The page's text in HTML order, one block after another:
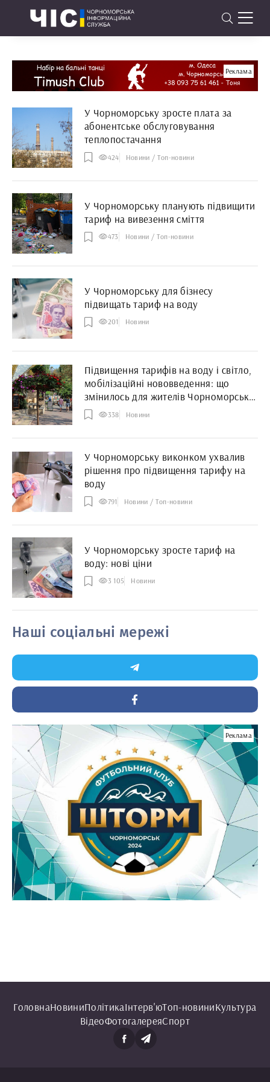
Реклама
У Чорноморську зросте плата за
абонентське обслуговування
теплопостачання
424 Новини / Топ-новини
У Чорноморську планують підвищити
тариф на вивезення сміття
473 Новини / Топ-новини
У Чорноморську для бізнесу
підвищать тариф на воду
201 Новини
Підвищення тарифів на воду і світло,
мобілізаційні нововведення: що
змінилось для жителів Чорноморська
з 1 червня
338 Новини
У Чорноморську виконком ухвалив
рішення про підвищення тарифу на
воду
791 Новини / Топ-новини
У Чорноморську зросте тариф на
воду: нові ціни
3 105 Новини
Наші соціальні мережі
Реклама
ГоловнаНовиниПолітикаІнтерв'юТоп-новиниКультура
ВідеоФотогалереяСпорт